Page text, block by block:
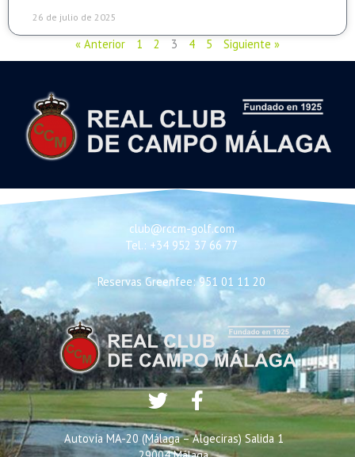
26 de julio de 2025
« Anterior 1 2 3 4 5 Siguiente »
club@rccm-golf.com
Tel.: +34 952 37 66 77
Reservas Greenfee: 951 01 11 20
Autovía MA-20 (Málaga – Algeciras) Salida 1